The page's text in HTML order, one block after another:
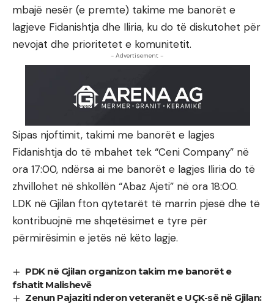
mbajë nesër (e premte) takime me banorët e
lagjeve Fidanishtja dhe Iliria, ku do të diskutohet për
nevojat dhe prioritetet e komunitetit.
- Advertisement -
Sipas njoftimit, takimi me banorët e lagjes
Fidanishtja do të mbahet tek “Ceni Company” në
ora 17:00, ndërsa ai me banorët e lagjes Iliria do të
zhvillohet në shkollën “Abaz Ajeti” në ora 18:00.
LDK në Gjilan fton qytetarët të marrin pjesë dhe të
kontribuojnë me shqetësimet e tyre për
përmirësimin e jetës në këto lagje.
PDK në Gjilan organizon takim me banorët e
fshatit Malishevë
Zenun Pajaziti nderon veteranët e UÇK-së në Gjilan: